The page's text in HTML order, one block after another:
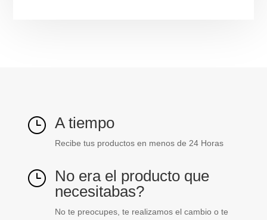
} A tiempo
Recibe tus productos en menos de 24 Horas
} No era el producto que
necesitabas?
No te preocupes, te realizamos el cambio o te